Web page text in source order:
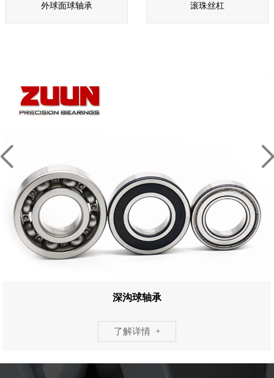
外球面球轴承 滚珠丝杠
深沟球轴承
了解详情 +